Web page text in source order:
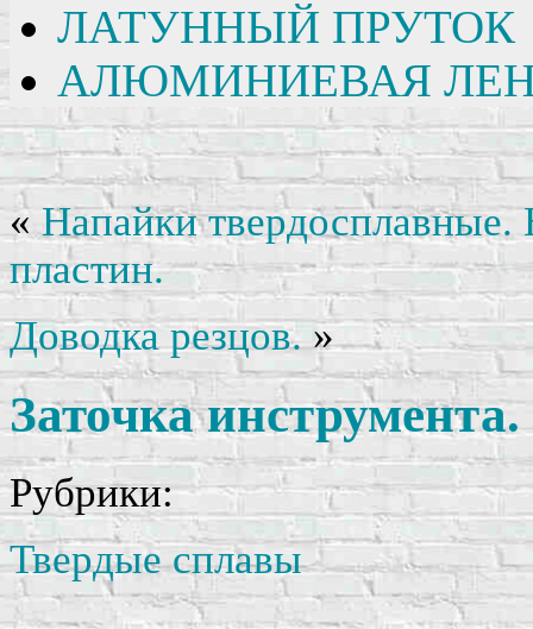
ЛАТУННЫЙ ПРУТОК
АЛЮМИНИЕВАЯ
«Напайки твердосплавные.
пластин.
Доводка резцов.»
Заточка
Рубрики:
Твердые сплавы